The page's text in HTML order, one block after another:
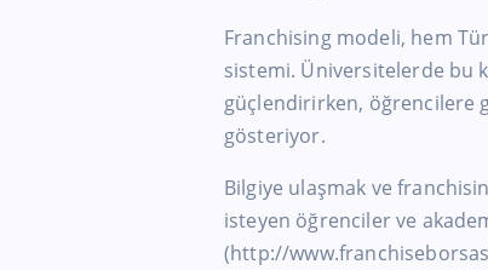
Franchising modeli, hem
sistemi. Üniversitelerde bu
güçlendirirken, öğrencilere
gösteriyor.
Bilgiye ulaşmak ve
isteyen öğrenciler ve
(http://